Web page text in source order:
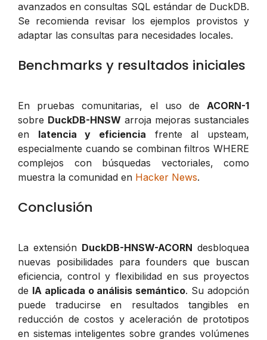
avanzados en consultas SQL estándar de DuckDB.
Se recomienda revisar los ejemplos provistos y
adaptar las consultas para necesidades locales.
Benchmarks y resultados iniciales
En pruebas comunitarias, el uso de ACORN-1
sobre DuckDB-HNSW arroja mejoras sustanciales
en latencia y eficiencia frente al upsteam,
especialmente cuando se combinan filtros WHERE
complejos con búsquedas vectoriales, como
muestra la comunidad en Hacker News.
Conclusión
La extensión DuckDB-HNSW-ACORN desbloquea
nuevas posibilidades para founders que buscan
eficiencia, control y flexibilidad en sus proyectos
de IA aplicada o análisis semántico. Su adopción
puede traducirse en resultados tangibles en
reducción de costos y aceleración de prototipos
en sistemas inteligentes sobre grandes volúmenes